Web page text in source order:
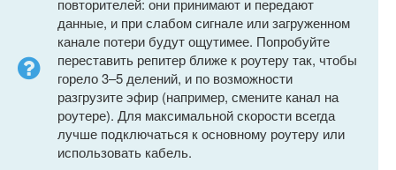
данные, и при слабом сигнале или загруженном
канале потери будут ощутимее. Попробуйте
переставить репитер ближе к роутеру так, чтобы
горело 3–5 делений, и по возможности
разгрузите эфир (например, смените канал на
роутере). Для максимальной скорости всегда
лучше подключаться к основному роутеру или
использовать кабель.